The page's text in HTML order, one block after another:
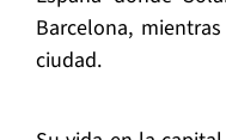
Barcelona,
ciudad.